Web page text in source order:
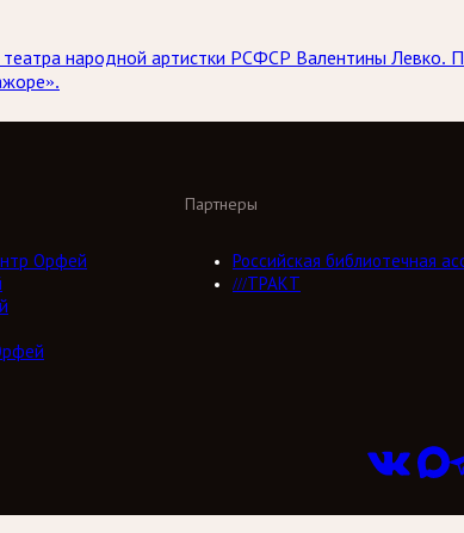
театра народной артистки РСФСР Валентины
Орфей
Партнеры
Российская библиотечная
///ТРАКТ